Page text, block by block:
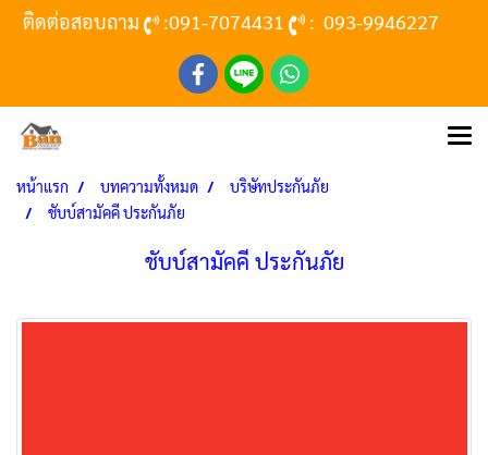
ติดต่อสอบถาม :091-7074431 : 093-9946227
หน้าแรก บทความทั้งหมด
บริษัทประกันภัย
ชับบ์สามัคคี ประกันภัย
ชับบ์สามัคคี ประกันภัย